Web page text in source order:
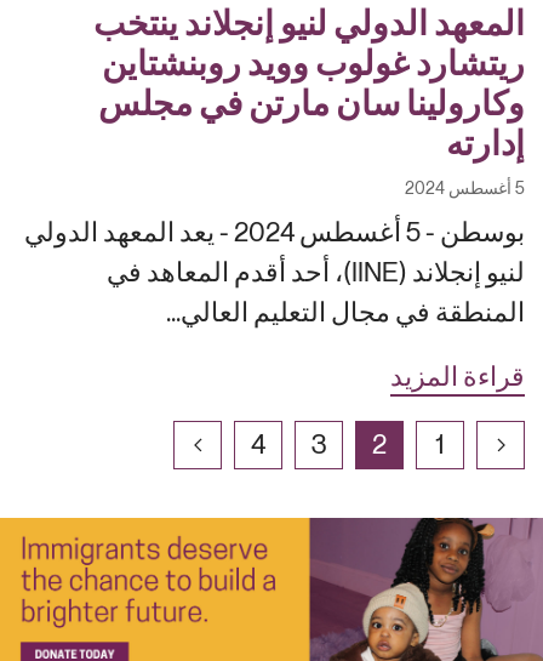
المعهد الدولي لنيو إنجلاند ينتخب
ريتشارد غولوب وويد روبنشتاين
وكارولينا سان مارتن في مجلس
إدارته
5 أغسطس 2024
بوسطن - 5 أغسطس 2024 - يعد المعهد الدولي
لنيو إنجلاند (IINE)، أحد أقدم المعاهد في
المنطقة في مجال التعليم العالي...
قراءة المزيد
1
2
3
4